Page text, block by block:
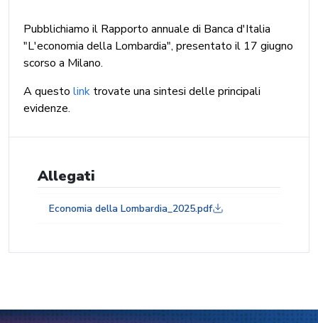
Pubblichiamo il Rapporto annuale di Banca d'Italia
"L'economia della Lombardia", presentato il 17 giugno
scorso a Milano.
A questo link trovate una sintesi delle principali
evidenze.
Allegati
Economia della Lombardia_2025.pdf